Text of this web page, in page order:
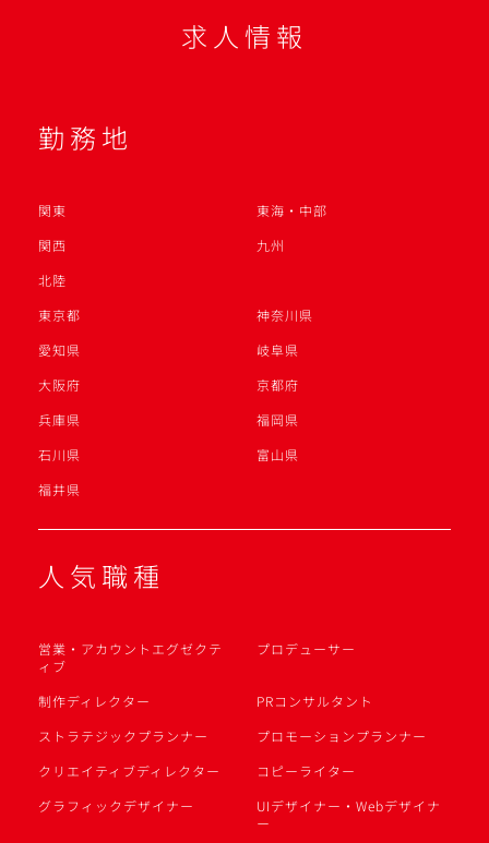
求人情報
勤務地
関東
東海・中部
関西
九州
北陸
東京都
神奈川県
愛知県
岐阜県
大阪府
京都府
兵庫県
福岡県
石川県
富山県
福井県
人気職種
営業・アカウントエグゼクテ
ィブ
プロデューサー
制作ディレクター
PRコンサルタント
ストラテジックプランナー
プロモーションプランナー
クリエイティブディレクター
コピーライター
グラフィックデザイナー
UIデザイナー・Webデザイナ
ー